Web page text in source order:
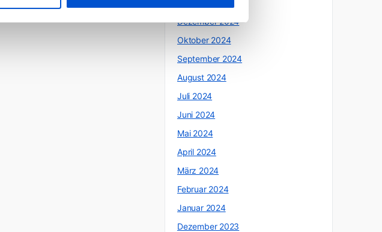
Dezember 2024
Oktober 2024
September 2024
August 2024
Juli 2024
Juni 2024
Mai 2024
April 2024
März 2024
Februar 2024
Januar 2024
Dezember 2023